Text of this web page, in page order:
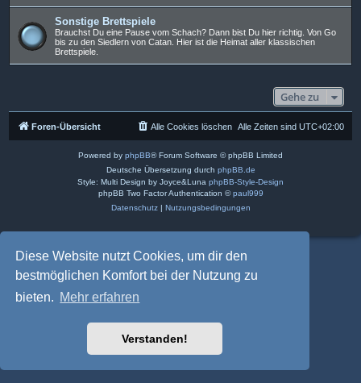
Diese Website nutzt Cookies, um dir den
bestmöglichen Komfort bei der Nutzung zu
bieten. Mehr erfahren
Verstanden!
Sonstige Brettspiele
Brauchst Du eine Pause vom Schach? Dann bist Du hier richtig. Von Go
bis zu den Siedlern von Catan. Hier ist die Heimat aller klassischen
Brettspiele.
Gehe zu
Foren-Übersicht Alle Zeiten sind UTC+02:00
Alle Cookies löschen
Powered by phpBB® Forum Software © phpBB Limited
Deutsche Übersetzung durch phpBB.de
Style: Multi Design by Joyce&Luna phpBB-Style-Design
phpBB Two Factor Authentication ©paul999
Datenschutz| Nutzungsbedingungen